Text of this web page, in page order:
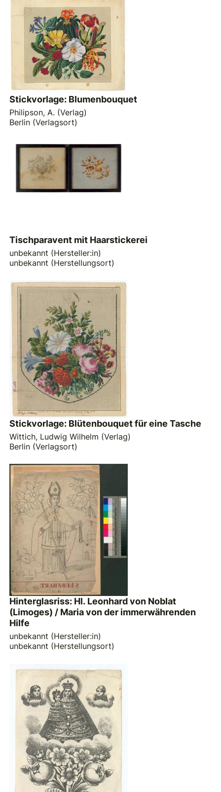
Stickvorlage: Blumenbouquet
Philipson, A. (Verlag)
Berlin (Verlagsort)
Tischparavent mit Haarstickerei
unbekannt (Hersteller:in)
unbekannt (Herstellungsort)
Stickvorlage: Blütenbouquet für eine Tasche
Wittich, Ludwig Wilhelm (Verlag)
Berlin (Verlagsort)
Hinterglasriss: Hl. Leonhard von Noblat
(Limoges) / Maria von der immerwährenden
Hilfe
unbekannt (Hersteller:in)
unbekannt (Herstellungsort)